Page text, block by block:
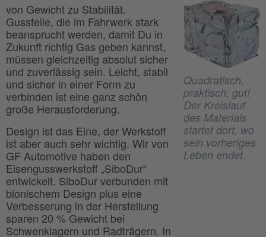
von Gewicht zu Stabilität.
Gussteile, die im Fahrwerk stark
beansprucht werden, damit Du in
Zukunft richtig Gas geben kannst,
müssen gleichzeitig absolut sicher
und zuverlässig sein. Leicht, stabil
und sicher in einer Form zu
verbinden ist eine ganz schön
große Herausforderung.
Design ist das Eine, der Werkstoff
ist aber auch sehr wichtig. Wir von
GF Automotive haben den
Eisengusswerkstoff „SiboDur“
entwickelt. SiboDur verbunden mit
bionischem Design plus eine
Verbesserung in der Herstellung
sparen 20 % Gewicht bei
Schwenklagern und Radträgern. In
Quadratisch,
praktisch, gut!
Der Kreislauf
des Materials
startet dort, wo
sein vorheriges
Leben endet.